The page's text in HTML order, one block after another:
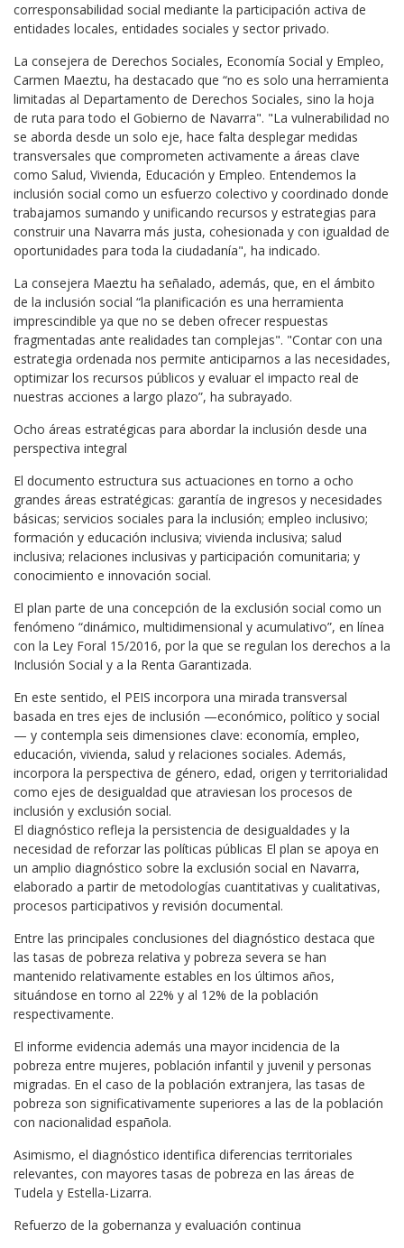
corresponsabilidad social mediante la participación activa de
entidades locales, entidades sociales y sector privado.
La consejera de Derechos Sociales, Economía Social y Empleo,
Carmen Maeztu, ha destacado que “no es solo una herramienta
limitadas al Departamento de Derechos Sociales, sino la hoja
de ruta para todo el Gobierno de Navarra". "La vulnerabilidad no
se aborda desde un solo eje, hace falta desplegar medidas
transversales que comprometen activamente a áreas clave
como Salud, Vivienda, Educación y Empleo. Entendemos la
inclusión social como un esfuerzo colectivo y coordinado donde
trabajamos sumando y unificando recursos y estrategias para
construir una Navarra más justa, cohesionada y con igualdad de
oportunidades para toda la ciudadanía", ha indicado.
La consejera Maeztu ha señalado, además, que, en el ámbito
de la inclusión social “la planificación es una herramienta
imprescindible ya que no se deben ofrecer respuestas
fragmentadas ante realidades tan complejas". "Contar con una
estrategia ordenada nos permite anticiparnos a las necesidades,
optimizar los recursos públicos y evaluar el impacto real de
nuestras acciones a largo plazo”, ha subrayado.
Ocho áreas estratégicas para abordar la inclusión desde una
perspectiva integral
El documento estructura sus actuaciones en torno a ocho
grandes áreas estratégicas: garantía de ingresos y necesidades
básicas; servicios sociales para la inclusión; empleo inclusivo;
formación y educación inclusiva; vivienda inclusiva; salud
inclusiva; relaciones inclusivas y participación comunitaria; y
conocimiento e innovación social.
El plan parte de una concepción de la exclusión social como un
fenómeno “dinámico, multidimensional y acumulativo”, en línea
con la Ley Foral 15/2016, por la que se regulan los derechos a la
Inclusión Social y a la Renta Garantizada.
En este sentido, el PEIS incorpora una mirada transversal
basada en tres ejes de inclusión —económico, político y social
— y contempla seis dimensiones clave: economía, empleo,
educación, vivienda, salud y relaciones sociales. Además,
incorpora la perspectiva de género, edad, origen y territorialidad
como ejes de desigualdad que atraviesan los procesos de
inclusión y exclusión social.
El diagnóstico refleja la persistencia de desigualdades y la
necesidad de reforzar las políticas públicas El plan se apoya en
un amplio diagnóstico sobre la exclusión social en Navarra,
elaborado a partir de metodologías cuantitativas y cualitativas,
procesos participativos y revisión documental.
Entre las principales conclusiones del diagnóstico destaca que
las tasas de pobreza relativa y pobreza severa se han
mantenido relativamente estables en los últimos años,
situándose en torno al 22% y al 12% de la población
respectivamente.
El informe evidencia además una mayor incidencia de la
pobreza entre mujeres, población infantil y juvenil y personas
migradas. En el caso de la población extranjera, las tasas de
pobreza son significativamente superiores a las de la población
con nacionalidad española.
Asimismo, el diagnóstico identifica diferencias territoriales
relevantes, con mayores tasas de pobreza en las áreas de
Tudela y Estella-Lizarra.
Refuerzo de la gobernanza y evaluación continua